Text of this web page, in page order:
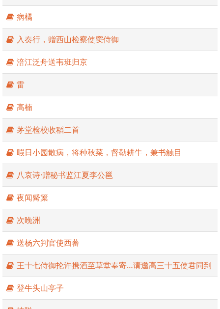
病橘
入奏行，赠西山检察使窦侍御
涪江泛舟送韦班归京
雷
高楠
茅堂检校收稻二首
暇日小园散病，将种秋菜，督勒耕牛，兼书触目
八哀诗·赠秘书监江夏李公邕
夜闻觱篥
次晚洲
送杨六判官使西蕃
王十七侍御抡许携酒至草堂奉寄…请邀高三十五使君同到
登牛头山亭子